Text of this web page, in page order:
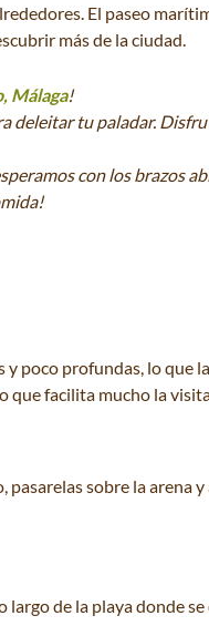
El paseo
más de la ciudad.
Málaga!
deleitar tu paladar.
con los brazos
poco profundas, lo que
que facilita mucho la
pasarelas sobre la arena
de la playa donde